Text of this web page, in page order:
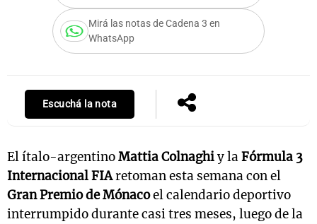
Mirá las notas de Cadena 3 en
WhatsApp
Escuchá la nota
El ítalo-argentinoMattia Colnaghiy laFórmula 3
Internacional FIAretoman esta semana con el
Gran Premio de Mónacoel calendario deportivo
interrumpido durante casi tres meses, luego de la